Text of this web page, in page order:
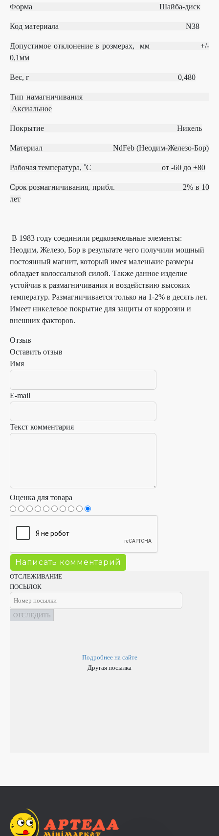
ОТСЛЕЖИВАНИЕ
ПОСЫЛОК
ОТСЛЕДИТЬ
Подробнее на сайте
Другая посылка
Форма Шайба-диск
Код материала N38
Допустимое отклонение в розмерах, мм
+/‐
0,1мм
Вес, г 0,480
Тип намагничивания
Аксиальное
Покрытие Никель
Материал NdFeb (Неодим-Железо-Бор)
Рабочая температура, ˚С от ‐60 до +80
Срок розмагничивания, прибл.
2% в 10
лет
В 1983 году соединили редкоземельные элементы:
Неодим, Железо, Бор в результате чего получили мощный
постоянный магнит, который имея маленькие размеры
обладает колоссальной силой. Также данное изделие
устойчив к размагничивания и воздействию высоких
температур. Размагничивается только на 1-2% в десять лет.
Имеет никелевое покрытие для защиты от коррозии и
внешних факторов.
Отзыв
Оставить отзыв
Имя
E-mail
Текст комментария
Оценка для товара